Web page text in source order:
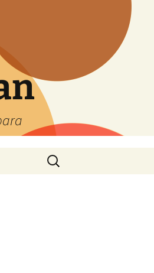
Cari
untuk: